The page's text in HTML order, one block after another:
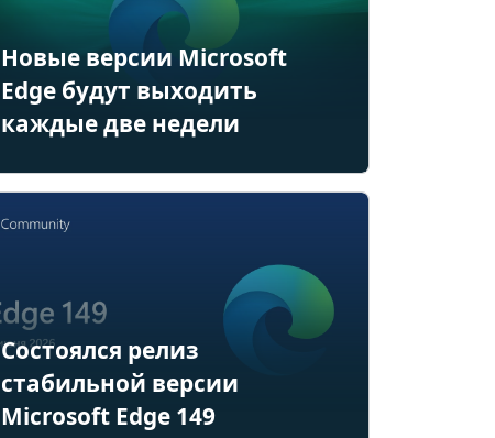
Новые версии Microsoft
Edge будут выходить
каждые две недели
Состоялся релиз
стабильной версии
Microsoft Edge 149